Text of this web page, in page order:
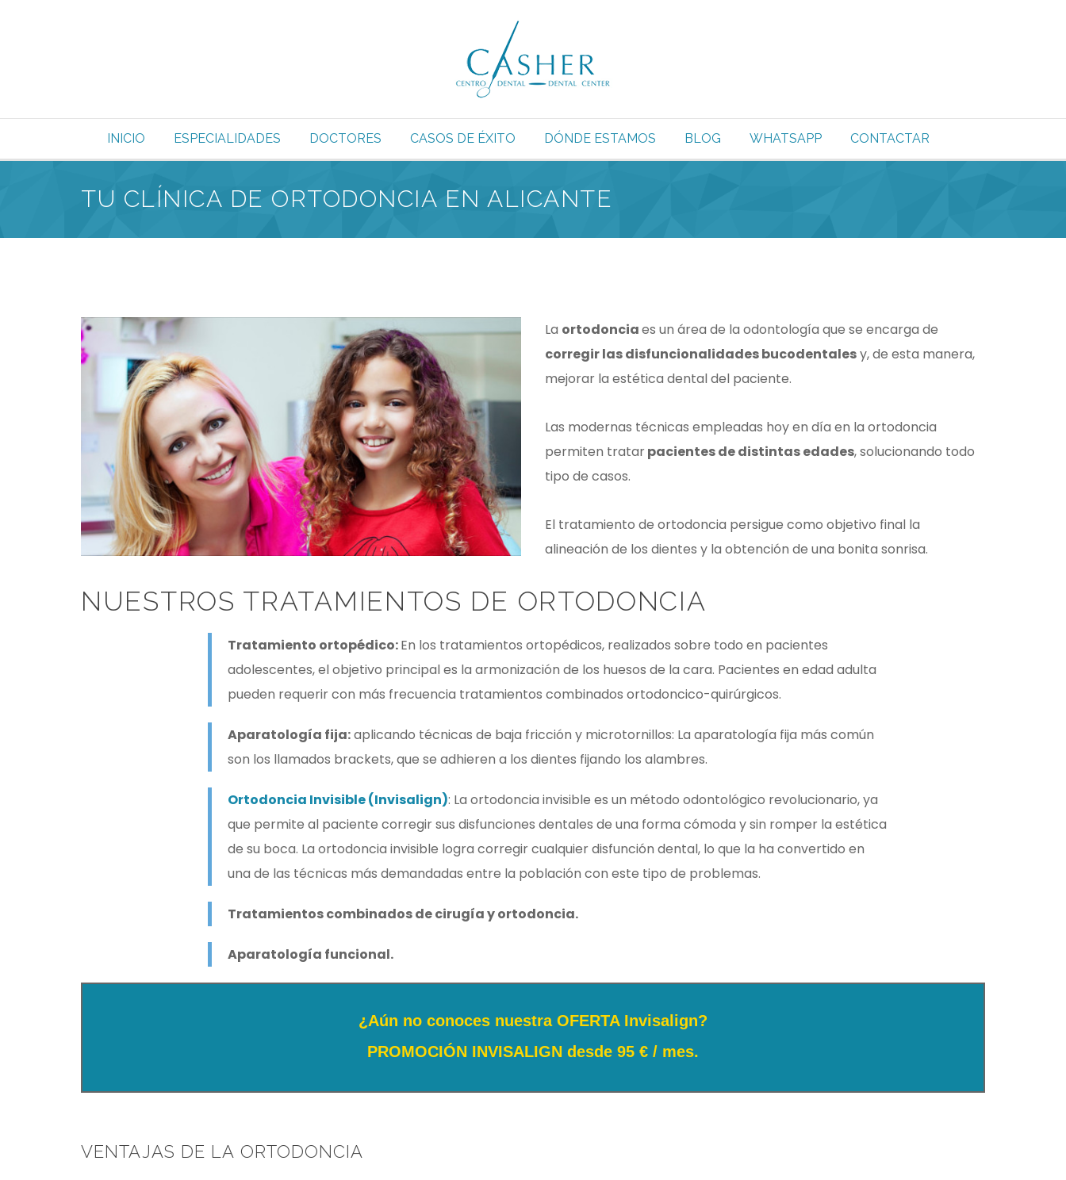
INICIO ESPECIALIDADES DOCTORES CASOS DE ÉXITO DÓNDE ESTAMOS BLOG WHATSAPP CONTACTAR
TU CLÍNICA DE ORTODONCIA EN ALICANTE
La ortodonciaes un área de la odontología que se encarga de
corregir las disfuncionalidades bucodentalesy, de esta manera,
mejorar la estética dental del paciente.
Las modernas técnicas empleadas hoy en día en la ortodoncia
permiten tratarpacientes de distintas edades, solucionando todo
tipo de casos.
El tratamiento de ortodoncia persigue como objetivo final la
alineación de los dientes y la obtención de una bonita sonrisa.
NUESTROS TRATAMIENTOS DE ORTODONCIA
Tratamiento ortopédico:En los tratamientos ortopédicos, realizados sobre todo en pacientes
adolescentes, el objetivo principal es la armonización de los huesos de la cara. Pacientes en edad adulta
pueden requerir con más frecuencia tratamientos combinados ortodoncico-quirúrgicos.
Aparatología fija:aplicando técnicas de baja fricción y microtornillos: La aparatología fija más común
son los llamados brackets, que se adhieren a los dientes fijando los alambres.
Ortodoncia Invisible (Invisalign): La ortodoncia invisible es un método odontológico revolucionario, ya
que permite al paciente corregir sus disfunciones dentales de una forma cómoda y sin romper la estética
de su boca. La ortodoncia invisible logra corregir cualquier disfunción dental, lo que la ha convertido en
una de las técnicas más demandadas entre la población con este tipo de problemas.
Tratamientos combinados de cirugía y ortodoncia.
Aparatología funcional.​
¿Aún no conoces nuestra OFERTA Invisalign?
PROMOCIÓN INVISALIGN desde 95 € / mes.
VENTAJAS DE LA ORTODONCIA